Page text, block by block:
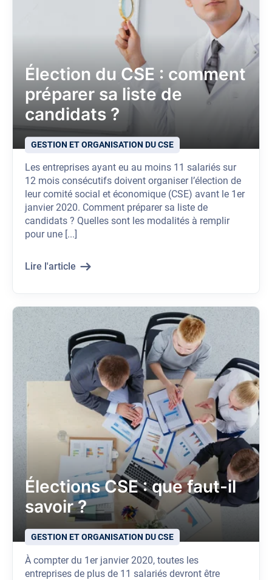
Élection du CSE : comment
préparer sa liste de
candidats ?
GESTION ET ORGANISATION DU CSE
Les entreprises ayant eu au moins 11 salariés sur
12 mois consécutifs doivent organiser l’élection de
leur comité social et économique (CSE) avant le 1er
janvier 2020. Comment préparer sa liste de
candidats ? Quelles sont les modalités à remplir
pour une [...]
Lire l'article
Élections CSE : que faut-il
savoir ?
GESTION ET ORGANISATION DU CSE
À compter du 1er janvier 2020, toutes les
entreprises de plus de 11 salariés devront être